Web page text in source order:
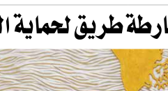
طريق لحماية